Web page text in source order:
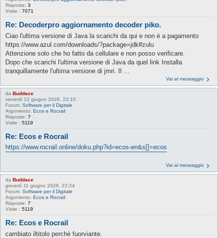
Risposte: 3
Visite : 7071
Re: Decoderpro aggiornamento decoder piko.
Ciao l'ultima versione di Java la scarichi da qui e non è a pagamento
https://www.azul.com/downloads/?package=jdk#zulu
Attenzione solo che ho fatto da cellulare e non posso verificare.
Dopo che scarichi l'ultima versione di Java da quel link Installa
tranquillamente l'ultima versione di jmri. Il ...
Vai al messaggio
da Buddace
venerdì 12 giugno 2026, 23:10
Forum: Software per il Digitale
Argomento: Ecos e Rocrail
Risposte: 7
Visite : 5119
Re: Ecos e Rocrail
https://www.rocrail.online/doku.php?id=ecos-en&s[]=ecos
Vai al messaggio
da Buddace
giovedì 11 giugno 2026, 22:24
Forum: Software per il Digitale
Argomento: Ecos e Rocrail
Risposte: 7
Visite : 5119
Re: Ecos e Rocrail
cambiato iltitolo perchè fuorviante.